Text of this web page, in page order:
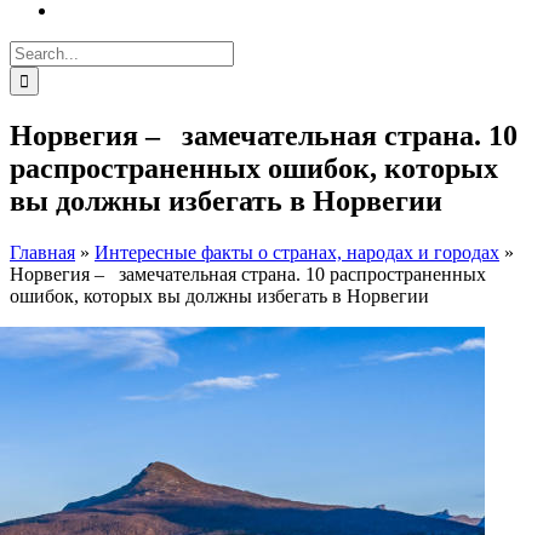
Search
for:
Норвегия – замечательная страна. 10
распространенных ошибок, которых
вы должны избегать в Норвегии
Главная » Интересные факты о странах, народах и городах »
Норвегия – замечательная страна. 10 распространенных
ошибок, которых вы должны избегать в Норвегии